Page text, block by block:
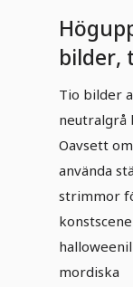
bilder,
och
Blod
Tio bilder
neutralgrå
Oavsett
använda
strimmor
mordiska